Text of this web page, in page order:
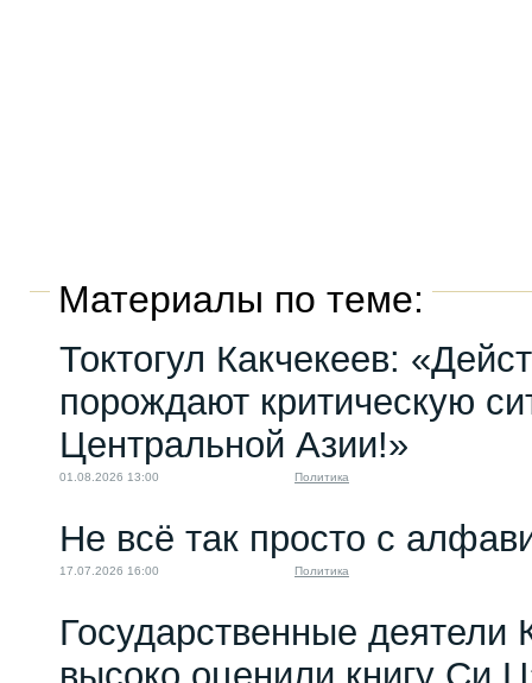
Материалы по теме:
Токтогул Какчекеев:
порождают критическую
Центральной Азии!»
01.08.2026 13:00 Политика
Не всё так просто с
17.07.2026 16:00 Политика
Государственные деятели